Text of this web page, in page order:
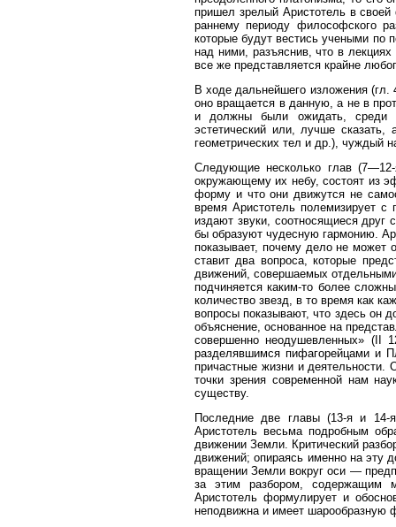
пришел зрелый Аристотель в
раннему периоду философского
которые будут вестись учеными по
над ними, разъяснив, что в
все же представляется крайне
В ходе дальнейшего изложения
оно вращается в данную, а не в
и должны были ожидать, среди
эстетический или, лучше
геометрических тел и др.), чуждый
Следующие несколько глав
окружающему их небу, состоят из
форму и что они движутся не
время Аристотель полемизирует с
издают звуки, соотносящиеся друг
бы образуют чудесную гармонию.
показывает, почему дело не может
ставит два вопроса, которые
движений, совершаемых
подчиняется каким-то более
количество звезд, в то время как
вопросы показывают, что здесь он
объясне­ние, основанное на
совершенно неодушевленных» (II
разделявшимся пифагорейцами и
причастные жизни и деятельности.
точки зрения современной нам
существу.
Последние две главы (13-я и 14-
Аристотель весьма подробным
движении Земли. Критический
движений; опираясь именно на эту
вращении Земли вокруг оси —
за этим разбором, содержащим
Аристотель формулирует и
неподвижна и имеет шарообразную